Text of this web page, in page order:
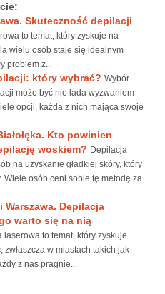
Skuteczność depilacji
to temat, który zyskuje na
wielu osób staje się idealnym
problem z...
który wybrać? Wybór
może być nie lada wyzwaniem –
opcji, każda z nich mająca swoje
Kto powinien
woskiem? Depilacja
na uzyskanie gładkiej skóry, który
Wiele osób ceni sobie tę metodę za
Depilacja
warto się na nią
laserowa to temat, który zyskuje
w miastach takich jak
z nas pragnie...